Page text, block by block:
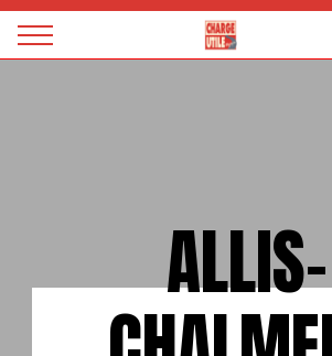
Magazine
ALLIS-
Panneau de gestion des cookies